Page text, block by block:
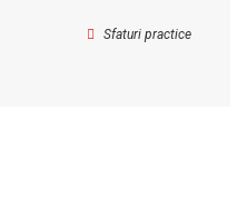
Sfaturi practice